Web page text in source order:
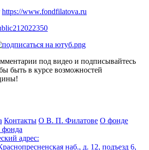
https://www.fondfilatova.ru
под видео и подписывайтесь
быть в курсе возможностей
Контакты О В. П. Филатове О фонде
фонда
адрес:
наб., д. 12, подъезд 6,